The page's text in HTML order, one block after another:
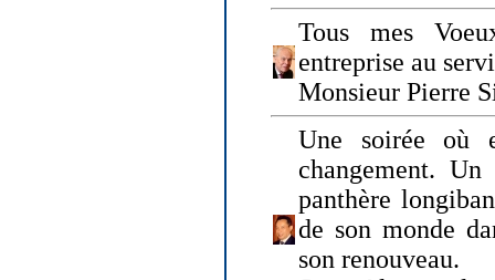
Tous mes
entreprise au
Monsieur Pierre
Une soirée où
changement.
panthère
de son monde
son renouveau.